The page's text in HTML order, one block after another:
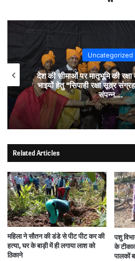
Uncategorized
देश की सीमाओं पर मातृभूमि की रक्षा
भाइयों हेतु “सिपाही रक्षा सूत्र
संपन्न….
Related Articles
महिला ने सौतन की डंडे से पीट पीट कर की
हत्या, घर के बाड़ी में ही लगाया लाश को
ठिकाने
पशु
के
पालकों